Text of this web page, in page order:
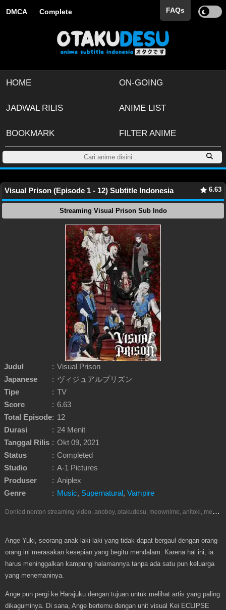
DMCA Complete FAQs
HOME ON-GOING
JADWAL RILIS ANIME LIST
BOOKMARK FILTER ANIME
Visual Prison (Episode 1 - 12) Subtitle Indonesia 6.63
Streaming Visual Prison Sub Indo
Judul : Visual Prison
Japanese
: ヴィジュアルプリズン
Tipe
: TV
Score
: 6.63
Total Episode: 12
Durasi
: 24 Menit
Tanggal Rilis : Okt 09, 2021
Status
: Completed
Studio
: A-1 Pictures
Produser
: Aniplex
Genre
: Music, Supernatural , Vampire
D
onlod nonton streaming video, anoboy, otakudesu, meownime, anitoki, meguminime, melody, oploverz, anoboy, nimegami, unduh, riie net, drivenime, myanimelist, MAL, kusonime, neonime, bstation, maxnime, animeindo, Netflix, crunchyroll, neonime, samehadaku, streaming, otakupoi, awsubs, anibatch, anikyojin, nekonime, kurogaze, zippyshare, vidio google drive, Muse Indonesia, iQIYI, Viu, Ani-One Asia, Animenonton, Otaku desu, Mangaku, Anibatch,Vidio, Genflix, Amazon Prime Video, Terlengkap Google Drive 240p, 3GP, Muse Indonesia.
Ange Yuki, seorang anak laki-laki yang tidak dapat bergaul dengan orang-
orang ini merasakan kesepian yang begitu mendalam. Karena hal ini, ia
harus meninggalkan kampung halamannya tanpa ada satu pun keluarga
yang menemaninya.
Ange pun pergi ke Harajuku dengan tujuan untuk melihat artis yang paling
dikaguminya. Di sana, Ange bertemu dengan unit visual Kei ECLIPSE